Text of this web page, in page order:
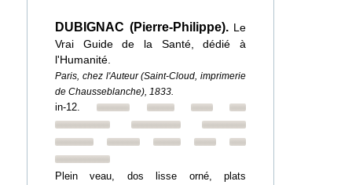
DUBIGNAC (Pierre-Philippe). Le
Vrai Guide de la Santé, dédié à
l'Humanité.
Paris, chez l'Auteur (Saint-Cloud, imprimerie
de Chausseblanche), 1833.
in-12.
Plein veau, dos lisse orné, plats